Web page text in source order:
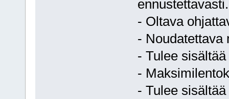
ennustettavasti.
- Oltava
- Noudatettava
- Tulee
-
- Tulee